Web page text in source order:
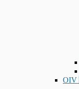
OIV